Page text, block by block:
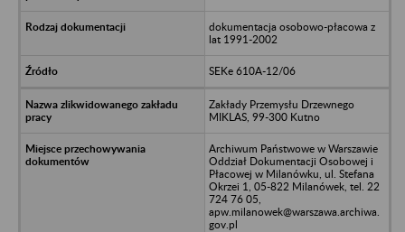
dokumentacja osobowo-płacowa z
lat 1991-2002
SEKe 610A-12/06
Zakłady Przemysłu Drzewnego
MIKLAS, 99-300 Kutno
Archiwum Państwowe w Warszawie
Oddział Dokumentacji Osobowej i
Płacowej w Milanówku, ul. Stefana
Okrzei 1, 05-822 Milanówek, tel. 22
724 76 05,
apw.milanowek@warszawa.archiwa.
gov.pl